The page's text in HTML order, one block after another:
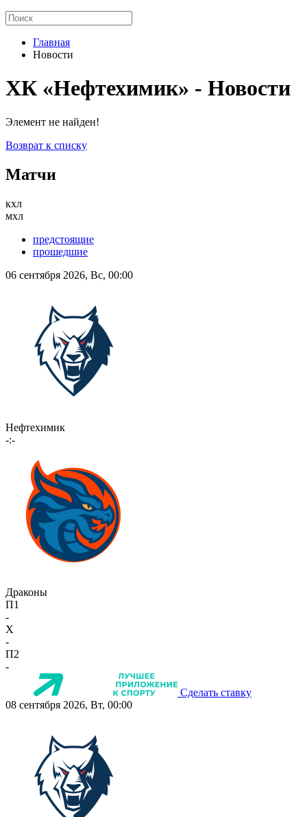
Главная
Новости
ХК «Нефтехимик» - Новости
Элемент не найден!
Возврат к списку
Матчи
кхл
мхл
предстоящие
прошедшие
06 сентября 2026, Вс, 00:00
Нефтехимик
-:-
Драконы
П1
-
X
-
П2
-
Сделать ставку
08 сентября 2026, Вт, 00:00